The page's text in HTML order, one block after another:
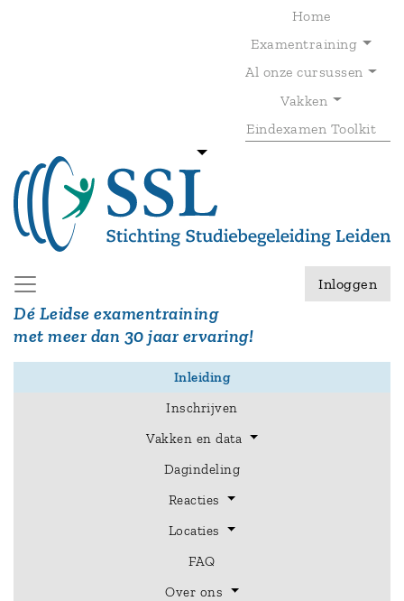
Home
Examentraining
Al onze cursussen
Vakken
Eindexamen Toolkit
Dé Leidse examentraining
met meer dan 30 jaar ervaring!
Inloggen
Inleiding
Inschrijven
Vakken en data
Dagindeling
Reacties
Locaties
FAQ
Over ons